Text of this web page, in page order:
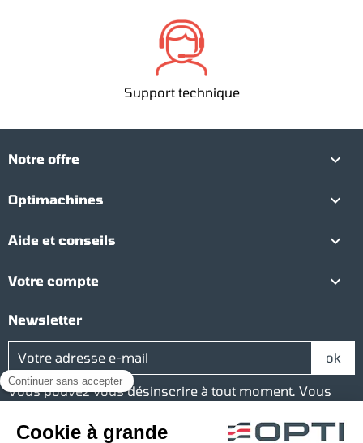
Support technique
Notre offre 
Optimachines 
Aide et conseils 
Votre compte 
Newsletter
Vous pouvez vous désinscrire à tout moment. Vous
les conditions d'utilisation du site.